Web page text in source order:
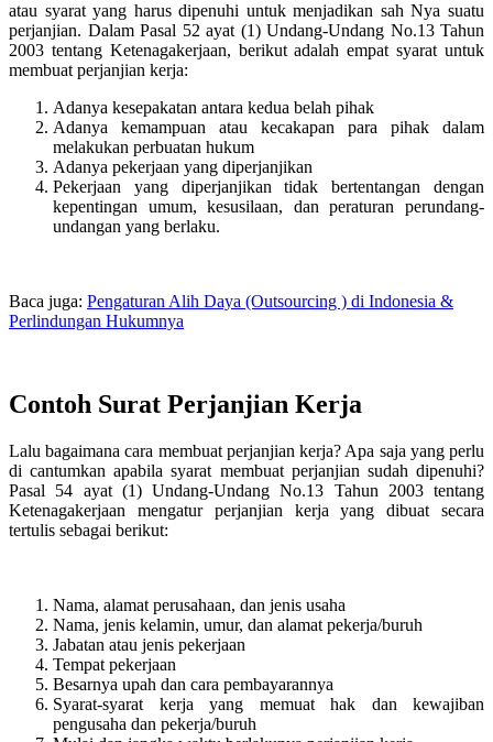
atau syarat yang harus dipenuhi untuk menjadikan sah Nya suatu
perjanjian. Dalam Pasal 52 ayat (1) Undang-Undang No.13 Tahun
2003 tentang Ketenagakerjaan, berikut adalah empat syarat untuk
membuat perjanjian kerja:
Adanya kesepakatan antara kedua belah pihak
Adanya kemampuan atau kecakapan para pihak dalam
melakukan perbuatan hukum
Adanya pekerjaan yang diperjanjikan
Pekerjaan yang diperjanjikan tidak bertentangan dengan
kepentingan umum, kesusilaan, dan peraturan perundang-
undangan yang berlaku.
Baca juga: Pengaturan Alih Daya (Outsourcing ) di Indonesia &
Perlindungan Hukumnya
Contoh Surat Perjanjian Kerja
Lalu bagaimana cara membuat perjanjian kerja? Apa saja yang perlu
di cantumkan apabila syarat membuat perjanjian sudah dipenuhi?
Pasal 54 ayat (1) Undang-Undang No.13 Tahun 2003 tentang
Ketenagakerjaan mengatur perjanjian kerja yang dibuat secara
tertulis sebagai berikut:
Nama, alamat perusahaan, dan jenis usaha
Nama, jenis kelamin, umur, dan alamat pekerja/buruh
Jabatan atau jenis pekerjaan
Tempat pekerjaan
Besarnya upah dan cara pembayarannya
Syarat-syarat kerja yang memuat hak dan kewajiban
pengusaha dan pekerja/buruh